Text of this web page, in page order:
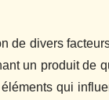
de divers
un produit de
qui